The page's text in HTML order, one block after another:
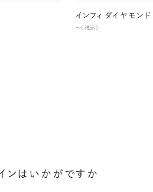
インフィ ダイヤモンド
〜（税込）
ンはいかがですか